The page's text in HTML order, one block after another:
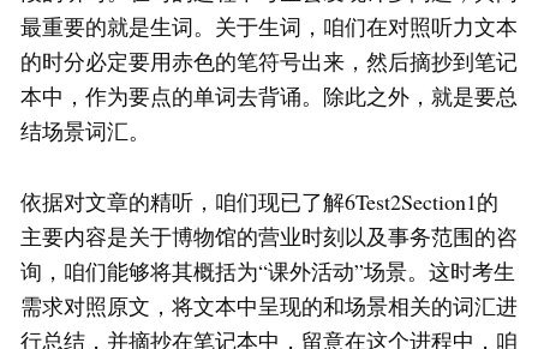
最重要的就是生词。关于生词，咱们在对照听力文本
的时分必定要用赤色的笔符号出来，然后摘抄到笔记
本中，作为要点的单词去背诵。除此之外，就是要总
结场景词汇。
依据对文章的精听，咱们现已了解6Test2Section1的
主要内容是关于博物馆的营业时刻以及事务范围的咨
询，咱们能够将其概括为“课外活动”场景。这时考生
需求对照原文，将文本中呈现的和场景相关的词汇进
行总结，并摘抄在笔记本中，留意在这个进程中，咱